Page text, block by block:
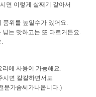
면 이렇게 살째기 갈아서
위를 높일수가 있어요.
는 맛하고는 또 다르거든요.
에 사용이 가능해요.
시면 칼칼하면서도
문가솜씨가나옵니다.)